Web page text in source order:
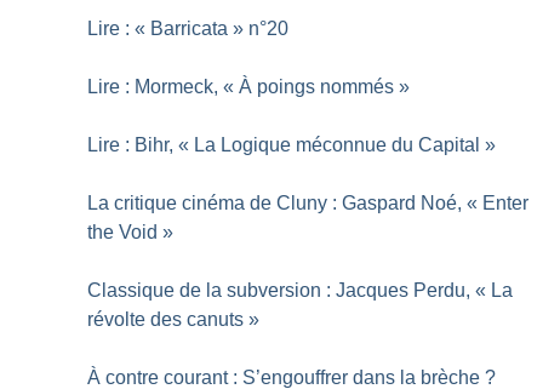
Lire : « Barricata » n°20
Lire : Mormeck, « À poings nommés »
Lire : Bihr, « La Logique méconnue du Capital »
La critique cinéma de Cluny : Gaspard Noé, « Enter
the Void »
Classique de la subversion : Jacques Perdu, « La
révolte des canuts »
À contre courant : S’engouffrer dans la brèche ?